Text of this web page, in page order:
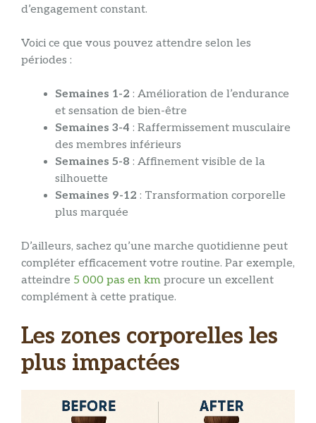
d’engagement constant.
Voici ce que vous pouvez attendre selon les
périodes :
Semaines 1-2 : Amélioration de l’endurance
et sensation de bien-être
Semaines 3-4 : Raffermissement musculaire
des membres inférieurs
Semaines 5-8 : Affinement visible de la
silhouette
Semaines 9-12 : Transformation corporelle
plus marquée
D’ailleurs, sachez qu’une marche quotidienne peut
compléter efficacement votre routine. Par exemple,
atteindre 5 000 pas en km procure un excellent
complément à cette pratique.
Les zones corporelles les
plus impactées